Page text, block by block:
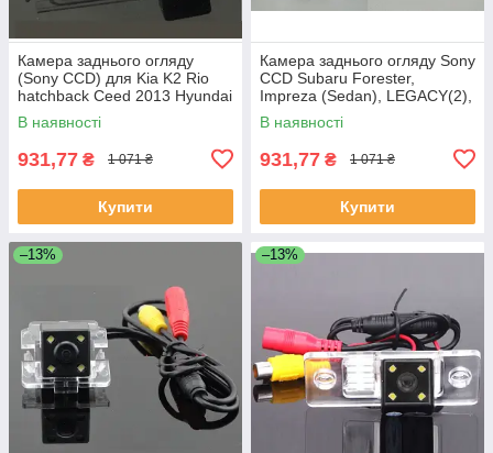
Камера заднього огляду
(Sony CCD) для Kia K2 Rio
hatchback Ceed 2013 Hyundai
Solaris verna
В наявності
931,77 ₴ 1 071 ₴
Купити
Камера заднього огляду Sony
CCD Subaru Forester,
Impreza (Sedan), LEGACY(2),
Outback НІЧНИЙ РЕЖИМ!
В наявності
931,77 ₴ 1 071 ₴
Купити
–13% –13%